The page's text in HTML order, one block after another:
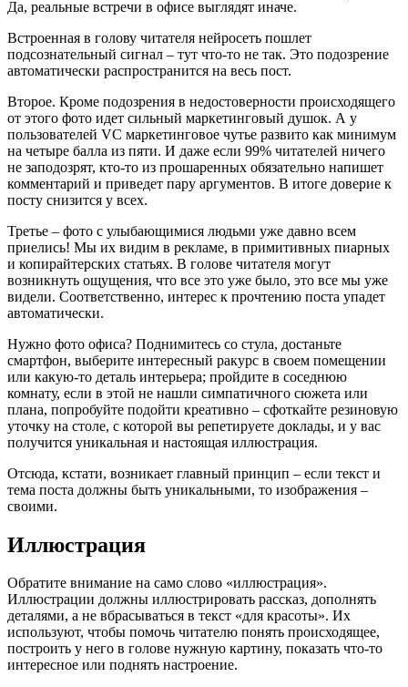
Да, реальные встречи в офисе выглядят иначе.
Встроенная в голову читателя нейросеть пошлет
подсознательный сигнал – тут что-то не так. Это подозрение
автоматически распространится на весь пост.
Второе. Кроме подозрения в недостоверности происходящего
от этого фото идет сильный маркетинговый душок. А у
пользователей VC маркетинговое чутье развито как минимум
на четыре балла из пяти. И даже если 99% читателей ничего
не заподозрят, кто-то из прошаренных обязательно напишет
комментарий и приведет пару аргументов. В итоге доверие к
посту снизится у всех.
Третье – фото с улыбающимися людьми уже давно всем
приелись! Мы их видим в рекламе, в примитивных пиарных
и копирайтерских статьях. В голове читателя могут
возникнуть ощущения, что все это уже было, это все мы уже
видели. Соответственно, интерес к прочтению поста упадет
автоматически.
Нужно фото офиса? Поднимитесь со стула, достаньте
смартфон, выберите интересный ракурс в своем помещении
или какую-то деталь интерьера; пройдите в соседнюю
комнату, если в этой не нашли симпатичного сюжета или
плана, попробуйте подойти креативно – сфоткайте резиновую
уточку на столе, с которой вы репетируете доклады, и у вас
получится уникальная и настоящая иллюстрация.
Отсюда, кстати, возникает главный принцип – если текст и
тема поста должны быть уникальными, то изображения –
своими.
Иллюстрация
Обратите внимание на само слово «иллюстрация».
Иллюстрации должны иллюстрировать рассказ, дополнять
деталями, а не вбрасываться в текст «для красоты». Их
используют, чтобы помочь читателю понять происходящее,
построить у него в голове нужную картину, показать что-то
интересное или поднять настроение.